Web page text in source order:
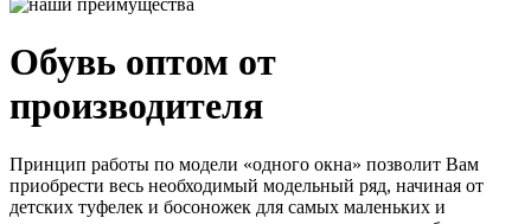
Обувь оптом от
производителя
Принцип работы по модели «одного окна» позволит Вам
приобрести весь необходимый модельный ряд, начиная от
детских туфелек и босоножек для самых маленьких и